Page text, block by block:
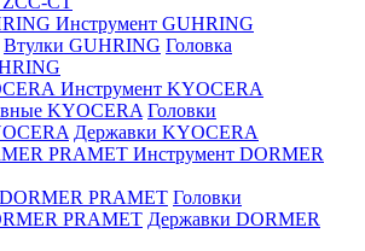
Инструмент GUHRING
Втулки GUHRING Головка
Инструмент KYOCERA
KYOCERA Головки
Державки KYOCERA
Инструмент DORMER
PRAMET Головки
PRAMET Державки DORMER